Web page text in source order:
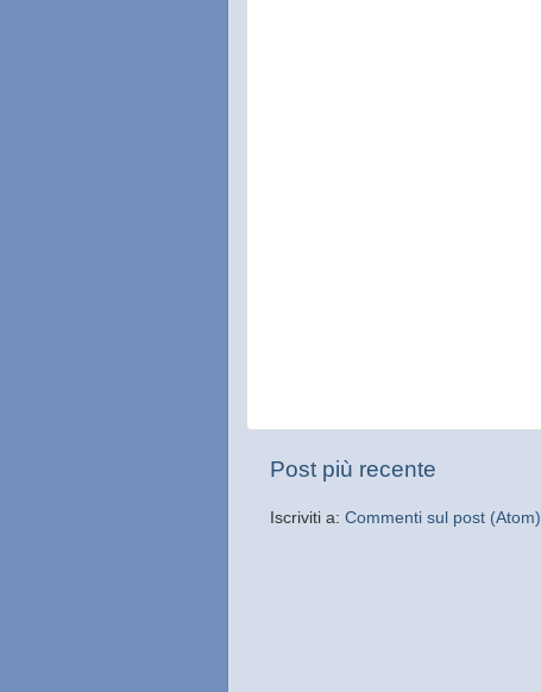
Post più recente
Iscriviti a: Commenti sul post (Atom)